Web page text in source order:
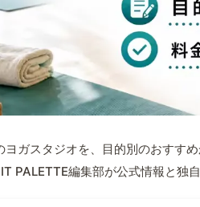
ヨガスタジオを、目的別のおすす
PALETTE編集部が公式情報と独